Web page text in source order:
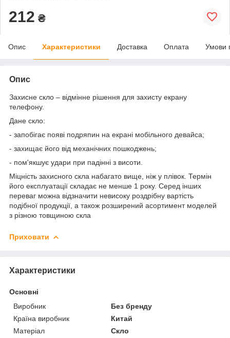
212 ₴
Опис Характеристики Доставка Оплата Умови
Опис
Захисне скло – відмінне рішення для захисту екрану
телефону.
Дане скло:
- запобігає появі подряпин на екрані мобільного девайса;
- захищає його від механічних пошкоджень;
- пом'якшує удари при падінні з висоти.
Міцність захисного скла набагато вище, ніж у плівок. Термін
його експлуатації складає не менше 1 року. Серед інших
переваг можна відзначити невисоку роздрібну вартість
подібної продукції, а також розширений асортимент моделей
з різною товщиною скла
Приховати
Характеристики
Основні
Виробник
Без бренду
Країна виробник
Китай
Матеріал
Скло